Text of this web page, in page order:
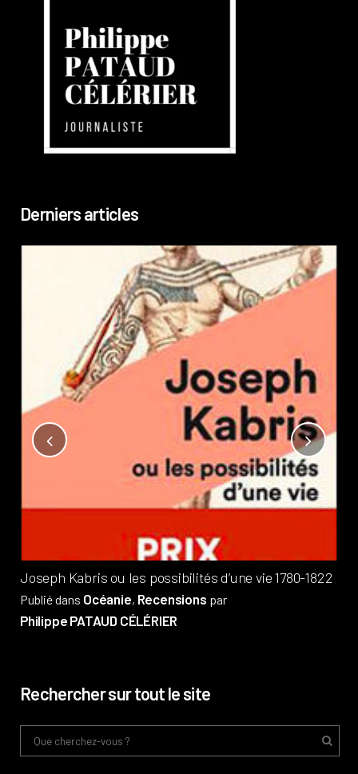
Derniers articles
Joseph Kabris ou les possibilités d’une vie 1780-1822
Publié dans Océanie, Recensions par
Philippe PATAUD CÉLÉRIER
Rechercher sur tout le site